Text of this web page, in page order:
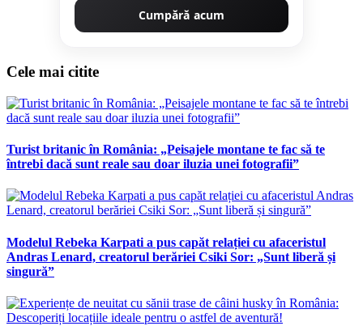
Cumpără acum
Cele mai citite
Turist britanic în România: „Peisajele montane te fac să te
întrebi dacă sunt reale sau doar iluzia unei fotografii”
Modelul Rebeka Karpati a pus capăt relației cu afaceristul
Andras Lenard, creatorul berăriei Csiki Sor: „Sunt liberă și
singură”